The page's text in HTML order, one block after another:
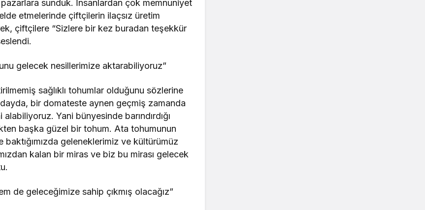
sunduk. İnsanlardan çok memnuniyet
etmelerinde çiftçilerin ilaçsız üretim
çiftçilere “Sizlere bir kez buradan teşekkür
gelecek nesillerimize aktarabiliyoruz”
sağlıklı tohumlar olduğunu sözlerine
bir domateste aynen geçmiş zamanda
Yani bünyesinde barındırdığı
başka güzel bir tohum. Ata tohumunun
baktığımızda geleneklerimiz ve kültürümüz
kalan bir miras ve biz bu mirası gelecek
de geleceğimize sahip çıkmış olacağız”